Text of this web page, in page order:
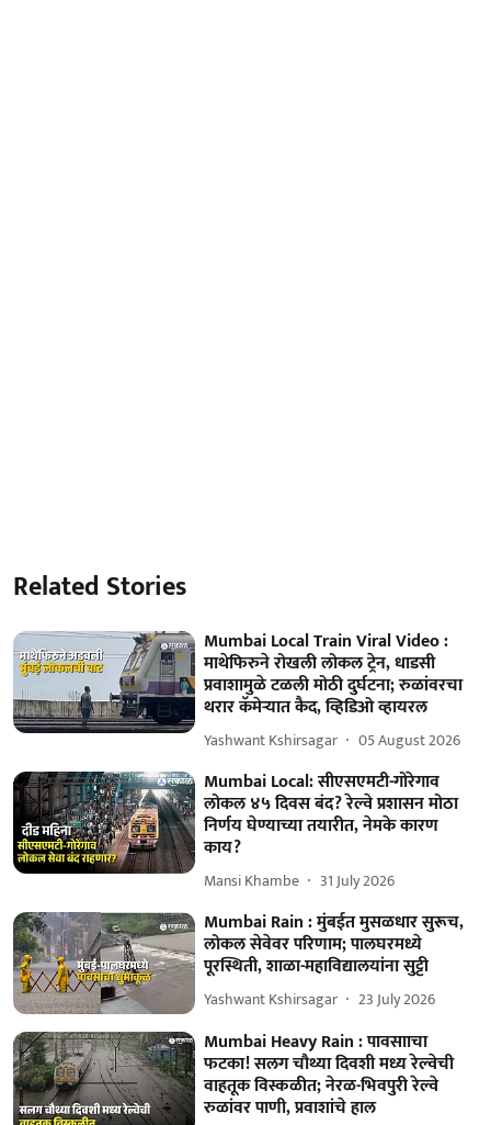
Related Stories
Mumbai Local Train Viral Video :
माथेफिरुने रोखली लोकल ट्रेन, धाडसी
प्रवाशामुळे टळली मोठी दुर्घटना; रुळांवरचा
थरार कॅमेऱ्यात कैद, व्हिडिओ व्हायरल
Yashwant Kshirsagar 05 August 2026
Mumbai Local: सीएसएमटी-गोरेगाव
लोकल ४५ दिवस बंद? रेल्वे प्रशासन मोठा
निर्णय घेण्याच्या तयारीत, नेमके कारण
काय?
Mansi Khambe 31 July 2026
Mumbai Rain : मुंबईत मुसळधार सुरूच,
लोकल सेवेवर परिणाम; पालघरमध्ये
पूरस्थिती, शाळा-महाविद्यालयांना सुट्टी
Yashwant Kshirsagar 23 July 2026
Mumbai Heavy Rain : पावसााचा
फटका! सलग चौथ्या दिवशी मध्य रेल्वेची
वाहतूक विस्कळीत; नेरळ-भिवपुरी रेल्वे
रुळांवर पाणी, प्रवाशांचे हाल